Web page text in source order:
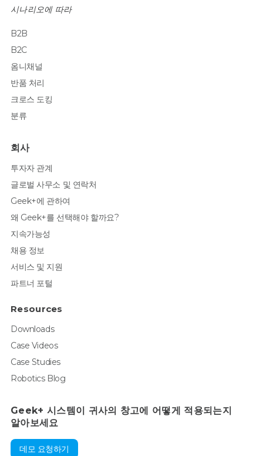
시나리오에 따라
B2B
B2C
옴니채널
반품 처리
크로스 도킹
분류
회사
투자자 관계
글로벌 사무소 및 연락처
Geek+에 관하여
왜 Geek+를 선택해야 할까요?
지속가능성
채용 정보
서비스 및 지원
파트너 포털
Resources
Downloads
Case Videos
Case Studies
Robotics Blog
Geek+ 시스템이 귀사의 창고에 어떻게 적용되는지
알아보세요
데모 요청하기